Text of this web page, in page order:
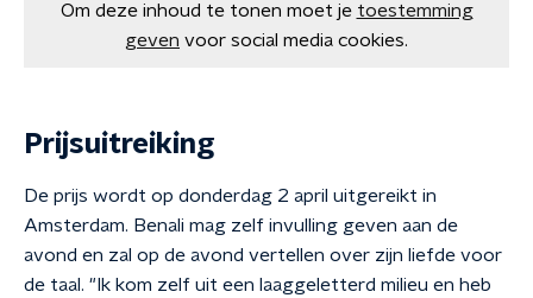
Om deze inhoud te tonen moet je toestemming
geven voor social media cookies.
Prijsuitreiking
De prijs wordt op donderdag 2 april uitgereikt in
Amsterdam. Benali mag zelf invulling geven aan de
avond en zal op de avond vertellen over zijn liefde voor
de taal. "Ik kom zelf uit een laaggeletterd milieu en heb